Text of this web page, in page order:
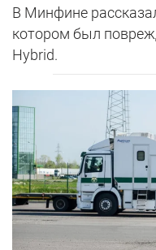
В Минфине
котором был
Hybrid.